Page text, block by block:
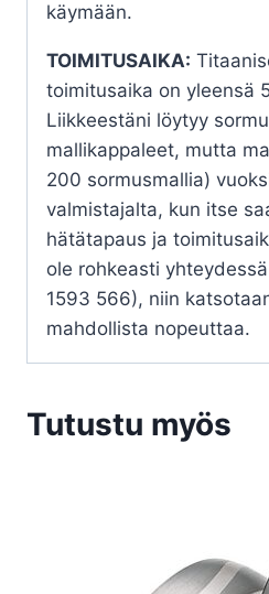
käymään.
TOIMITUSAIKA:
toimitusaika on yleensä
Liikkeestäni löytyy
mallikappaleet, mutta
200 sormusmallia)
valmistajalta, kun itse
hätätapaus ja
ole rohkeasti
1593 566), niin
mahdollista nopeuttaa.
Tutustu myös